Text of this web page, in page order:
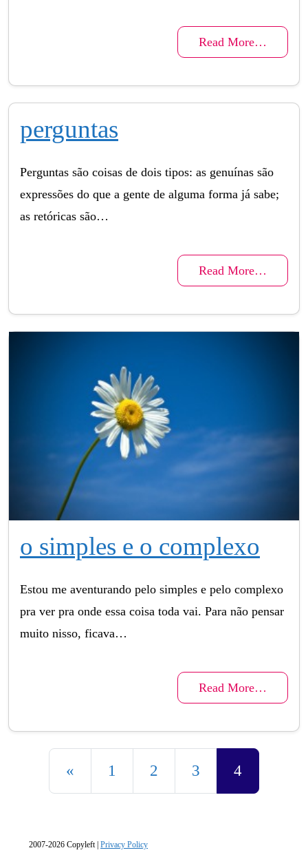
Read More…
perguntas
Perguntas são coisas de dois tipos: as genuínas são
expressões do que a gente de alguma forma já sabe;
as retóricas são…
Read More…
o simples e o complexo
Estou me aventurando pelo simples e pelo complexo
pra ver pra onde essa coisa toda vai. Para não pensar
muito nisso, ficava…
Read More…
Posts navigation
« 1 2 3 4
2007-2026 Copyleft | Privacy Policy